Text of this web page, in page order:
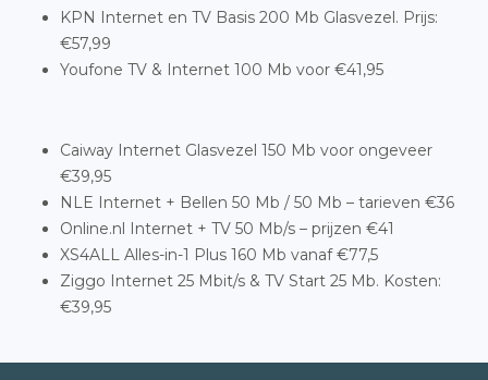
KPN Internet en TV Basis 200 Mb Glasvezel. Prijs:
€57,99
Youfone TV & Internet 100 Mb voor €41,95
Caiway Internet Glasvezel 150 Mb voor ongeveer
€39,95
NLE Internet + Bellen 50 Mb / 50 Mb – tarieven €36
Online.nl Internet + TV 50 Mb/s – prijzen €41
XS4ALL Alles-in-1 Plus 160 Mb vanaf €77,5
Ziggo Internet 25 Mbit/s & TV Start 25 Mb. Kosten:
€39,95